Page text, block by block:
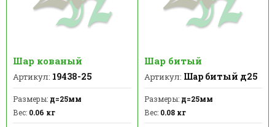
Шар кованый
Артикул: 19438-25
Размеры: д=25мм
Вес: 0.06 кг
Шар битый
Артикул: Шар битый д25
Размеры:д=25мм
Вес:0.08 кг